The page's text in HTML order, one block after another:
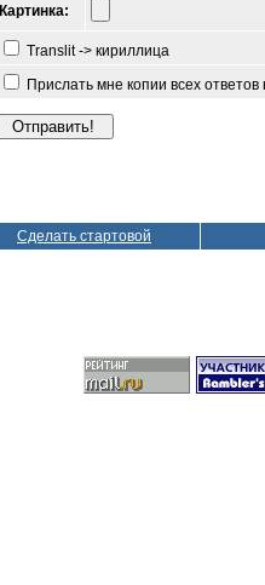
Картинка:
Translit -> кириллица
Прислать мне копии всех
Сделать стартовой